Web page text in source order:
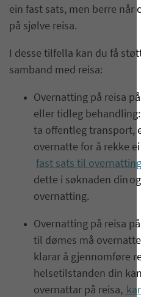
ein fast sats, men berre når
på sjølve reisa.
I desse tilfella kan du få
samband med reisa:
Overnatting på reisa
eller tidleg
ta offentleg transport,
overnatte for å rekke
fast sats til overnatting
dette i søknaden din
overnatting.
Overnatting på reisa
til dømes må
klarar å gjennomføre
helsetilstanden din
overnattar på reisa,